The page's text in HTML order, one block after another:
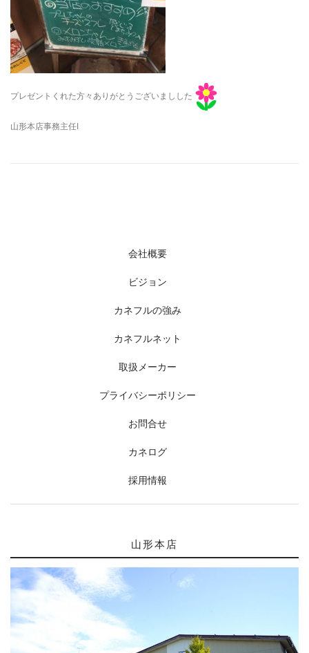
プレゼントくれた方々ありがとうございましした
山形本店事務主任Ⅰ
会社概要
ビジョン
カネフルの強み
カネフルネット
取扱メーカー
プライバシーポリシー
お問合せ
カネログ
採用情報
山形本店